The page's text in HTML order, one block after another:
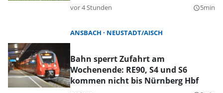
vor 4 Stunden query_builder5min
ANSBACH NEUSTADT/AISCH
Bahn sperrt Zufahrt am
Wochenende: RE90, S4 und S6
kommen nicht bis Nürnberg Hbf